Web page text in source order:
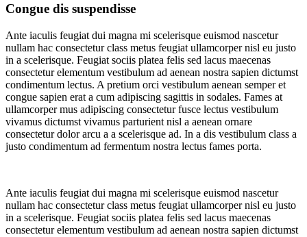
Congue dis suspendisse
Ante iaculis feugiat dui magna mi scelerisque euismod nascetur
nullam hac consectetur class metus feugiat ullamcorper nisl eu justo
in a scelerisque. Feugiat sociis platea felis sed lacus maecenas
consectetur elementum vestibulum ad aenean nostra sapien dictumst
condimentum lectus. A pretium orci vestibulum aenean semper et
congue sapien erat a cum adipiscing sagittis in sodales. Fames at
ullamcorper mus adipiscing consectetur fusce lectus vestibulum
vivamus dictumst vivamus parturient nisl a aenean ornare
consectetur dolor arcu a a scelerisque ad. In a dis vestibulum class a
justo condimentum ad fermentum nostra lectus fames porta.
Ante iaculis feugiat dui magna mi scelerisque euismod nascetur
nullam hac consectetur class metus feugiat ullamcorper nisl eu justo
in a scelerisque. Feugiat sociis platea felis sed lacus maecenas
consectetur elementum vestibulum ad aenean nostra sapien dictumst